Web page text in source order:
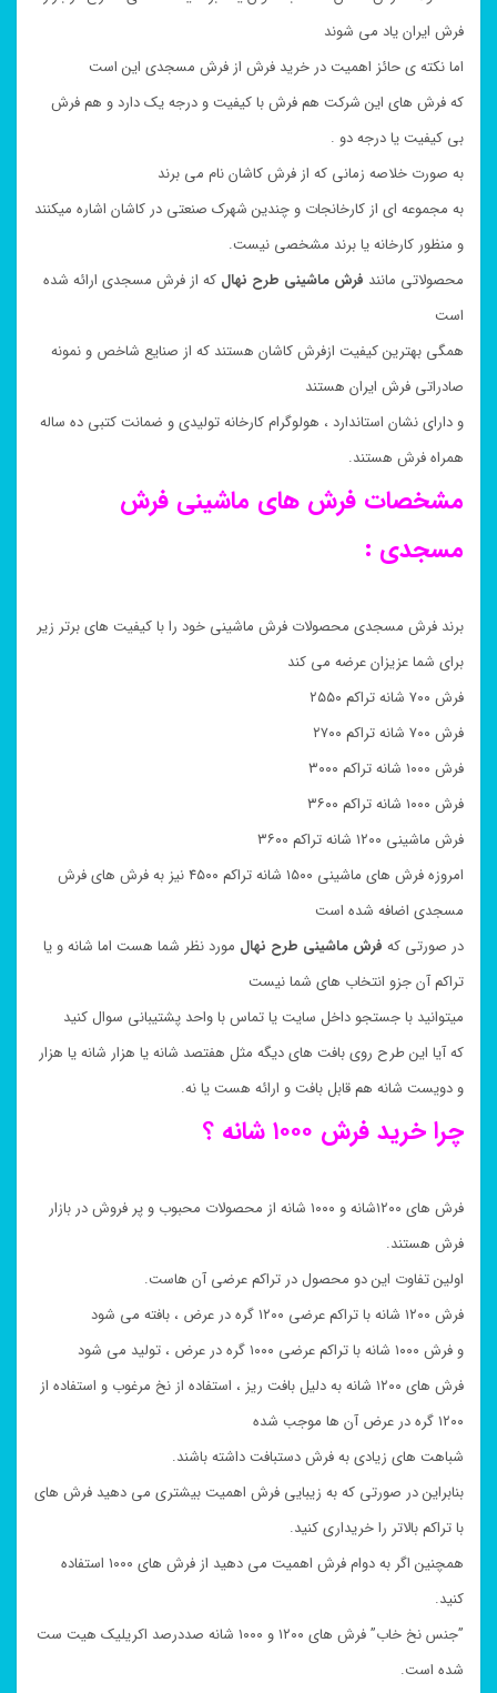
فرش ایران یاد می شوند
اما نکته ی حائز اهمیت در خرید فرش از فرش مسجدی این است
که فرش های این شرکت هم فرش با کیفیت و درجه یک دارد و هم فرش
بی کیفیت یا درجه دو .
به صورت خلاصه زمانی که از فرش کاشان نام می برند
به مجموعه ای از کارخانجات و چندین شهرک صنعتی در کاشان اشاره میکنند
و منظور کارخانه یا برند مشخصی نیست.
محصولاتی مانند فرش ماشینی طرح نهال که از فرش مسجدی ارائه شده
است
همگی بهترین کیفیت ازفرش کاشان هستند که از صنایع شاخص و نمونه
صادراتی فرش ایران هستند
و دارای نشان استاندارد ، هولوگرام کارخانه تولیدی و ضمانت کتبی ده ساله
همراه فرش هستند.
مشخصات فرش های ماشینی فرش
مسجدی :
برند فرش مسجدی محصولات فرش ماشینی خود را با کیفیت های برتر زیر
برای شما عزیزان عرضه می کند
فرش ۷۰۰ شانه تراکم ۲۵۵۰
فرش ۷۰۰ شانه تراکم ۲۷۰۰
فرش ۱۰۰۰ شانه تراکم ۳۰۰۰
فرش ۱۰۰۰ شانه تراکم ۳۶۰۰
فرش ماشینی ۱۲۰۰ شانه تراکم ۳۶۰۰
امروزه فرش های ماشینی ۱۵۰۰ شانه تراکم ۴۵۰۰ نیز به فرش های فرش
مسجدی اضافه شده است
در صورتی که فرش ماشینی طرح نهال مورد نظر شما هست اما شانه و یا
تراکم آن جزو انتخاب های شما نیست
میتوانید با جستجو داخل سایت یا تماس با واحد پشتیبانی سوال کنید
که آیا این طرح روی بافت های دیگه مثل هفتصد شانه یا هزار شانه یا هزار
و دویست شانه هم قابل بافت و ارائه هست یا نه.
چرا خرید فرش ۱۰۰۰ شانه ؟
فرش های ۱۲۰۰شانه و ۱۰۰۰ شانه از محصولات محبوب و پر فروش در بازار
فرش هستند.
اولین تفاوت این دو محصول در تراکم عرضی آن هاست.
فرش ۱۲۰۰ شانه با تراکم عرضی ۱۲۰۰ گره در عرض ، بافته می شود
و فرش ۱۰۰۰ شانه با تراکم عرضی ۱۰۰۰ گره در عرض ، تولید می شود
فرش های ۱۲۰۰ شانه به دلیل بافت ریز ، استفاده از نخ مرغوب و استفاده از
۱۲۰۰ گره در عرض آن ها موجب شده
شباهت های زیادی به فرش دستبافت داشته باشند.
بنابراین در صورتی که به زیبایی فرش اهمیت بیشتری می دهید فرش های
با تراکم بالاتر را خریداری کنید.
همچنین اگر به دوام فرش اهمیت می دهید از فرش های ۱۰۰۰ استفاده
کنید.
”جنس نخ خاب” فرش های ۱۲۰۰ و ۱۰۰۰ شانه صددرصد اکریلیک هیت ست
شده است.